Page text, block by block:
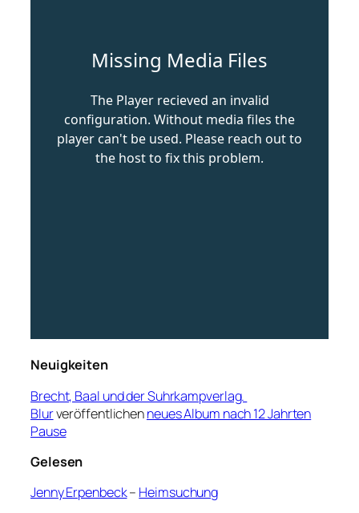
Neuigkeiten
Brecht, Baal und der Suhrkampverlag.
Blurveröffentlichenneues Album nach 12 Jahrten
Pause
Gelesen
Jenny Erpenbeck– Heimsuchung